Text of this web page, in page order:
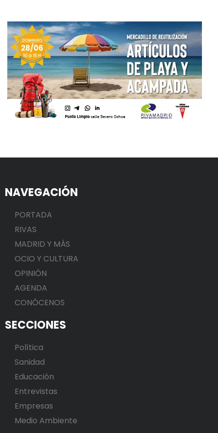
NAVEGACIÓN
PORTADA
RIVAS
MADRID Y MÁS
OCIO Y CULTURA
OPINIÓN
AGENDA
CONÓCENOS
SECCIONES
Política
Sanidad
Educación
Entrevistas
Empresas
Medio Ambiente